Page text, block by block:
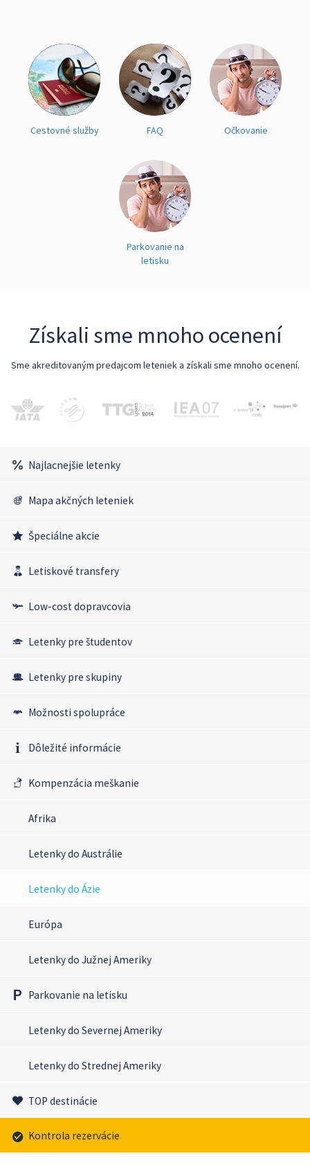
Cestovné služby FAQ Očkovanie
Parkovanie na
letisku
Získali sme mnoho ocenení
Sme akreditovaným predajcom leteniek a získali sme mnoho ocenení.
Najlacnejšie letenky
Mapa akčných leteniek
Špeciálne akcie
Letiskové transfery
Low-cost dopravcovia
Letenky pre študentov
Letenky pre skupiny
Možnosti spolupráce
Dôležité informácie
Kompenzácia meškanie
Afrika
Letenky do Austrálie
Letenky do Ázie
Európa
Letenky do Južnej Ameriky
Parkovanie na letisku
Letenky do Severnej Ameriky
Letenky do Strednej Ameriky
TOP destinácie
Kontrola rezervácie